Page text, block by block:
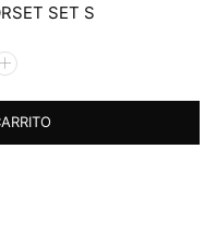
SET S